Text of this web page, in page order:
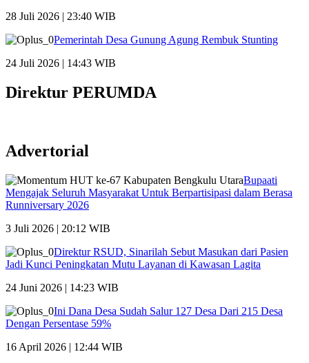
28 Juli 2026 | 23:40 WIB
Pemerintah Desa Gunung Agung Rembuk Stunting
24 Juli 2026 | 14:43 WIB
Direktur PERUMDA
Advertorial
Bupaati
Mengajak Seluruh Masyarakat Untuk Berpartisipasi dalam Berasa
Runniversary 2026
3 Juli 2026 | 20:12 WIB
Direktur RSUD, Sinarilah Sebut Masukan dari Pasien
Jadi Kunci Peningkatan Mutu Layanan di Kawasan Lagita
24 Juni 2026 | 14:23 WIB
Ini Dana Desa Sudah Salur 127 Desa Dari 215 Desa
Dengan Persentase 59%
16 April 2026 | 12:44 WIB